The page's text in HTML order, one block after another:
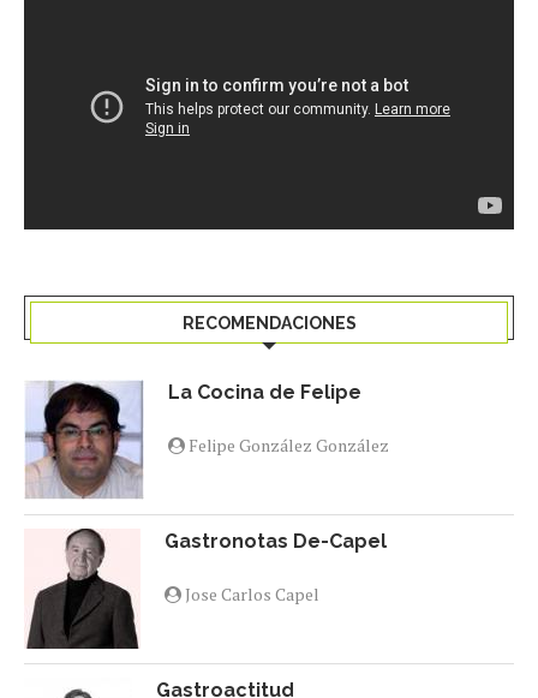
RECOMENDACIONES
La Cocina de Felipe
Felipe González González
Gastronotas De-Capel
Jose Carlos Capel
Gastroactitud